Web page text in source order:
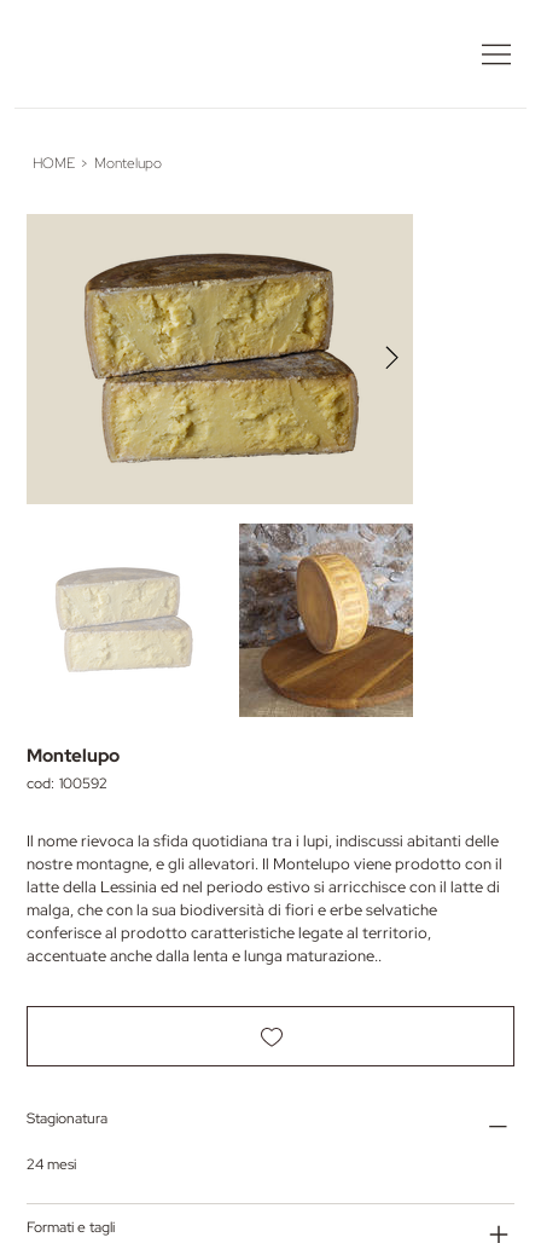
HOME > Montelupo
Montelupo
cod: SKU
100592
Il nome rievoca la sfida quotidiana tra i lupi, indiscussi abitanti delle
nostre montagne, e gli allevatori. Il Montelupo viene prodotto con il
latte della Lessinia ed nel periodo estivo si arricchisce con il latte di
malga, che con la sua biodiversità di fiori e erbe selvatiche
conferisce al prodotto caratteristiche legate al territorio,
accentuate anche dalla lenta e lunga maturazione..
Stagionatura
24 mesi
Formati e tagli